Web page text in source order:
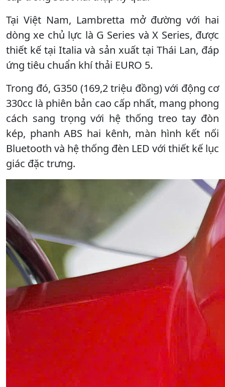
Tại Việt Nam, Lambretta mở đường với hai
dòng xe chủ lực là G Series và X Series, được
thiết kế tại Italia và sản xuất tại Thái Lan, đáp
ứng tiêu chuẩn khí thải EURO 5.
Trong đó, G350 (169,2 triệu đồng) với động cơ
330cc là phiên bản cao cấp nhất, mang phong
cách sang trọng với hệ thống treo tay đòn
kép, phanh ABS hai kênh, màn hình kết nối
Bluetooth và hệ thống đèn LED với thiết kế lục
giác đặc trưng.